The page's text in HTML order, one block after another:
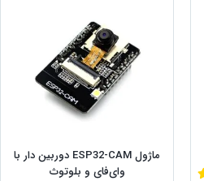
ماژول ESP32-CAM دوربین دار با
وای‌فای و بلوتوث